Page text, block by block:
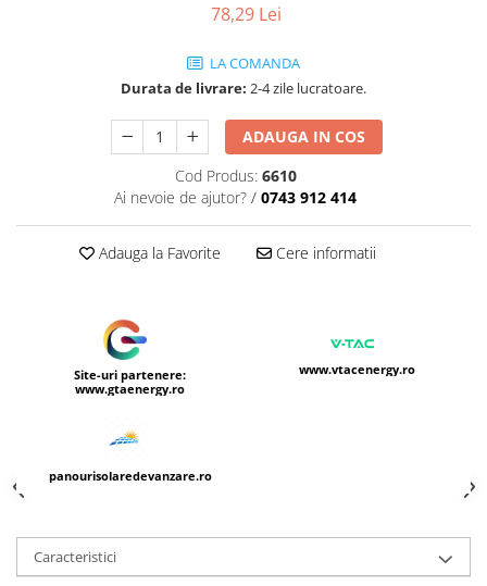
78,29 Lei
LA COMANDA
Durata de livrare: 2-4 zile lucratoare.
ADAUGA IN COS
Cod Produs: 6610
Ai nevoie de ajutor? / 0743 912 414
Adauga la Favorite Cere informatii
Site-uri partenere:
www.gtaenergy.ro
www.vtacenergy.ro
panourisolaredevanzare.ro
Caracteristici